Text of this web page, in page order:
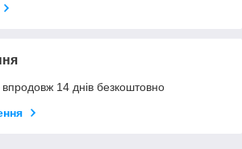
14 днів безкоштовно